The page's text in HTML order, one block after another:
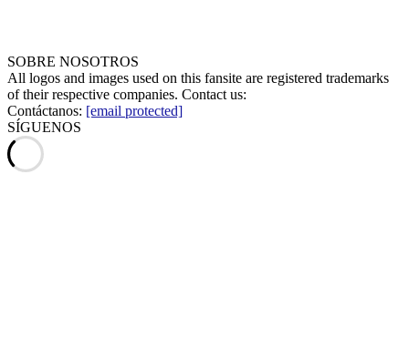
SOBRE NOSOTROS
All logos and images used on this fansite are registered trademarks
of their respective companies. Contact us:
Contáctanos: [email protected]
SÍGUENOS